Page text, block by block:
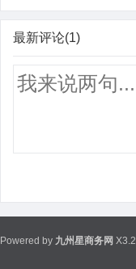
最新评论(1)
Powered by 九州星商务网 X3.2